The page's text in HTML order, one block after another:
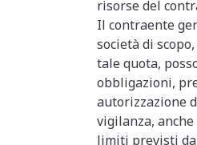
risorse del
Il contraente
società di
tale quota,
obbligazioni,
autorizzazione
vigilanza,
limiti previsti